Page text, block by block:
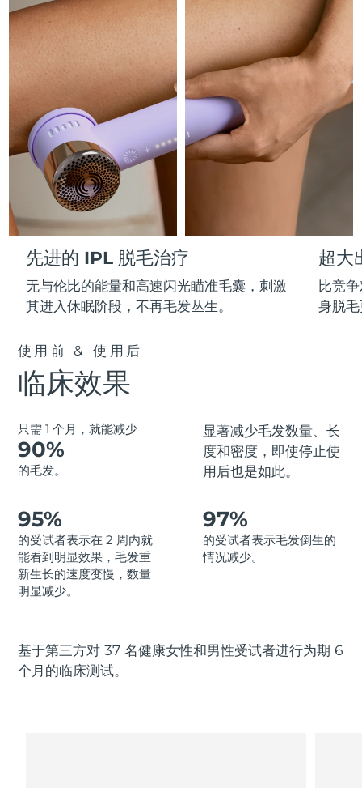
先进的 IPL 脱毛治疗
无与伦比的能量和高速闪光瞄准毛囊，刺激
其进入休眠阶段，不再毛发丛生。
超大
比竞
身脱
使用前 & 使用后
临床效果
只需 1 个月，就能减少
90%
的毛发。
显著减少毛发数量、长
度和密度，即使停止使
用后也是如此。
95%
的受试者表示在 2 周内就
能看到明显效果，毛发重
新生长的速度变慢，数量
明显减少。
97%
的受试者表示毛发倒生的
情况减少。
基于第三方对 37 名健康女性和男性受试者进行为期 6
个月的临床测试。
FAQ™护肤品
All FAQ™ skincare
FAQ™产品
All anti-aging treatments
FAQ™护肤品
All FAQ™ skincare
FAQ™产品
All LED treatments
FAQ™产品
All hair treatments
FAQ™ skincare
All FAQ™ skincare
FAQ™ products
All toning treatments
脱毛
PEACH™ 2 Pro Max
Professional IPL hair removal device
PEACH™ 2
IPL hair removal
PEACH™ 2 go
Travel-friendly IPL hair removal
PEACH™ Cooling Prep Gel
Cooling IPL hair removal gel
身体护理
BEAR™ 2 body
Microcurrent body toning
LUNA™ 4 body
Massaging body brush
SUPERCHARGED™ serum
Firming body serum
痘肌护理
ESPADA™ 2 plus
Recurring acne LED therapy
ESPADA™ 2
ESPADA™ Blemish Solution
ESPADA™ 设备
眼部护理
BEAR™ 2 eyes & lips
Microcurrent line smoothing device
IRIS™ 2
眼部护肤
眼部护理设备
毛孔护理
KIWI™ derma
Diamond microdermabrasion .
Blackhead remover
Advanced pore care essentials
LUNA™ 4 hair
2-in-1 LED scalp massager
LED light hairbrush
LUNA™ Dual-Peptide Scalp
For healthy hair
牙齿美白
NEW
Dual LED + sonic device & 18% PAP gel
issa™ Teeth Whitening Gel
18% PAP
更多的
护肤品 男士
全部购买
关于我们
法国 8/9/26
法属波利尼西亚 预计送达日期 8/13/26
德国 预计送达日期
直布罗陀 预计送达日期 8/13/26
希腊 预计送达日期 8/9/26
中国香港特别行政区 8/10/26
匈牙利 预计送达日期8/9/26
冰岛
印度尼西亚 8/7/26
爱尔兰
马恩岛
以色列 预计送达日期8/13/26
意大利 预计送达日期
泽西岛 预计送达日期8/14/26
哈萨克斯坦
拉脱维亚 预计送达日期 8/9/26